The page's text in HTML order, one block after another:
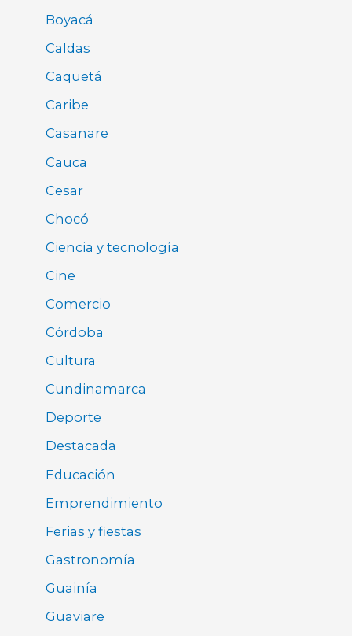
Boyacá
Caldas
Caquetá
Caribe
Casanare
Cauca
Cesar
Chocó
Ciencia y tecnología
Cine
Comercio
Córdoba
Cultura
Cundinamarca
Deporte
Destacada
Educación
Emprendimiento
Ferias y fiestas
Gastronomía
Guainía
Guaviare